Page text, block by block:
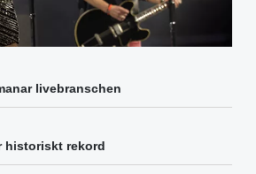
livebranschen
historiskt rekord